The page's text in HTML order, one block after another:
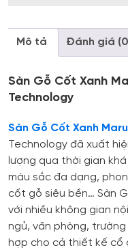
Mô tả Đánh giá
Sàn Gỗ Cốt Xanh
Technology
Sàn Gỗ Cốt Xanh
Technology đã xuất
lượng qua thời gian
màu sắc đa dạng,
cốt gỗ siêu bền… Sàn
với nhiều không gian
ngủ, văn phòng,
hợp cho cả thiết kế cổ